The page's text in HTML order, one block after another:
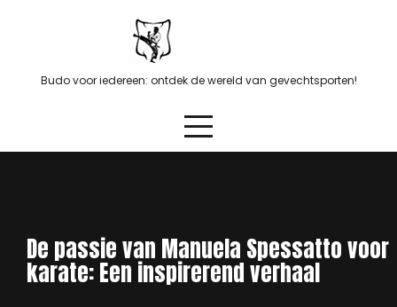
Budo voor iedereen: ontdek de wereld van gevechtsporten!
De passie van Manuela Spessatto voor
karate: Een inspirerend verhaal